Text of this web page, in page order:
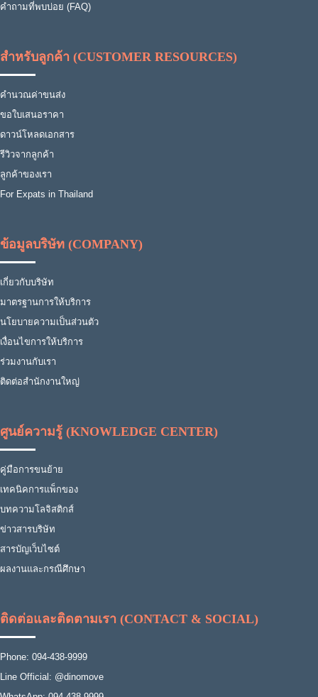
คำถามที่พบบ่อย (FAQ)
สำหรับลูกค้า (CUSTOMER RESOURCES)
คำนวณค่าขนส่ง
ขอใบเสนอราคา
ดาวน์โหลดเอกสาร
รีวิวจากลูกค้า
ลูกค้าของเรา
For Expats in Thailand
ข้อมูลบริษัท (COMPANY)
เกี่ยวกับบริษัท
มาตรฐานการให้บริการ
นโยบายความเป็นส่วนตัว
เงื่อนไขการให้บริการ
ร่วมงานกับเรา
ติดต่อสำนักงานใหญ่
ศูนย์ความรู้ (KNOWLEDGE CENTER)
คู่มือการขนย้าย
เทคนิคการแพ็กของ
บทความโลจิสติกส์
ข่าวสารบริษัท
สารบัญเว็บไซต์
ผลงานและกรณีศึกษา
ติดต่อและติดตามเรา (CONTACT & SOCIAL)
Phone: 094-438-9999
Line Official: @dinomove